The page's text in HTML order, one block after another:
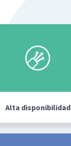
Alta disponibilidad